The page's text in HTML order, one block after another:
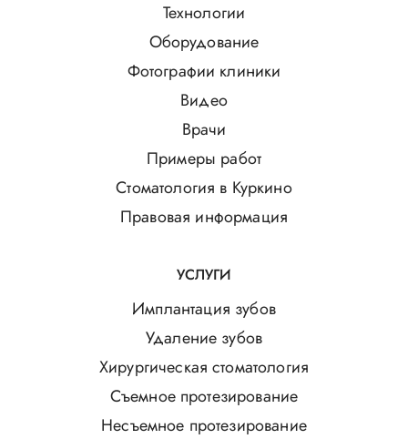
Технологии
Оборудование
Фотографии клиники
Видео
Врачи
Примеры работ
Стоматология в Куркино
Правовая информация
УСЛУГИ
Имплантация зубов
Удаление зубов
Хирургическая стоматология
Съемное протезирование
Несъемное протезирование